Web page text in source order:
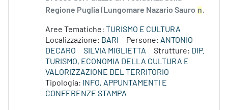
Regione Puglia (Lungomare Nazario Sauro n.
Aree Tematiche: TURISMO E CULTURA
Localizzazione: BARI Persone: ANTONIO
DECARO
SILVIA MIGLIETTA Strutture: DIP.
TURISMO, ECONOMIA DELLA CULTURA E
VALORIZZAZIONE DEL TERRITORIO
Tipologia:
INFO, APPUNTAMENTI E
CONFERENZE STAMPA